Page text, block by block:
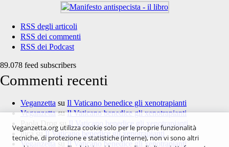
RSS degli articoli
RSS dei commenti
RSS dei Podcast
89.078 feed subscribers
Commenti recenti
Veganzetta su Il Vaticano benedice gli xenotrapianti
VeganzettasuIl Vaticano benedice gli xenotrapianti
Paola Drog suIl Vaticano benedice gli xenotrapianti
luca suIl Vaticano benedice gli xenotrapianti
Veganzetta su Il Vaticano benedice gli xenotrapianti
Veganzetta.org utilizza cookie solo per le proprie funzionalità
tecniche, di protezione e statistiche (interne), non vi sono altri